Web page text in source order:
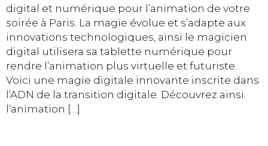
digital et numérique pour l’animation de votre
soirée à Paris. La magie évolue et s’adapte aux
innovations technologiques, ainsi le magicien
digital utilisera sa tablette numérique pour
rendre l’animation plus virtuelle et futuriste.
Voici une magie digitale innovante inscrite dans
l’ADN de la transition digitale. Découvrez ainsi
l’animation […]